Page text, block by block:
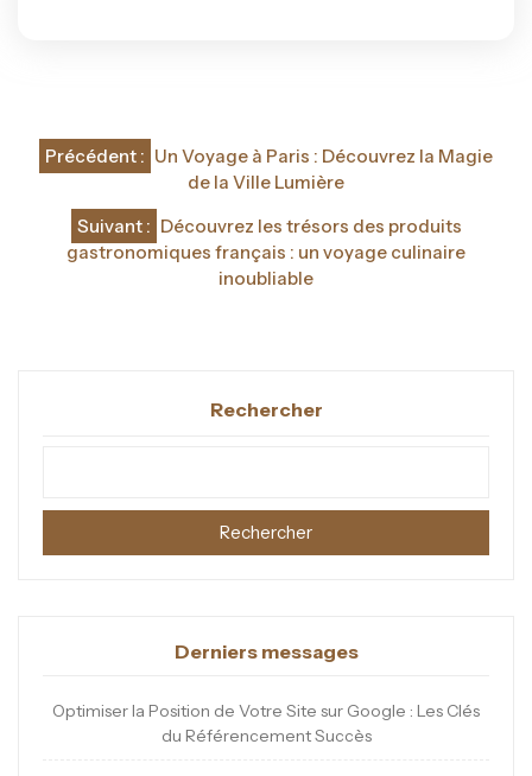
Navigation
l’article
Précédent : Un Voyage à Paris : Découvrez la Magie
de la Ville Lumière
Suivant : Découvrez les trésors des produits
gastronomiques français : un voyage culinaire
inoubliable
Rechercher
Rechercher
Derniers messages
Optimiser la Position de Votre Site sur Google : Les Clés
du Référencement Succès